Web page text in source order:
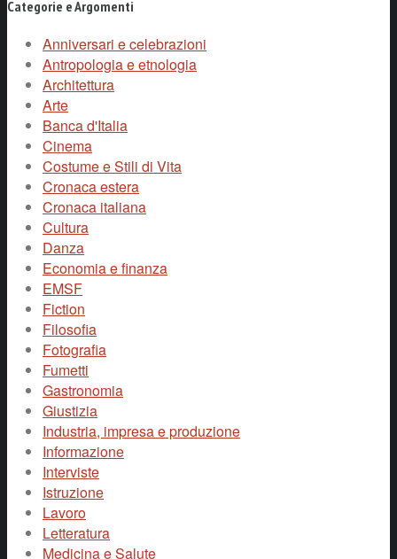
Categorie e Argomenti
Anniversari e celebrazioni
Antropologia e etnologia
Architettura
Arte
Banca d'Italia
Cinema
Costume e Stili di Vita
Cronaca estera
Cronaca italiana
Cultura
Danza
Economia e finanza
EMSF
Fiction
Filosofia
Fotografia
Fumetti
Gastronomia
Giustizia
Industria, impresa e produzione
Informazione
Interviste
Istruzione
Lavoro
Letteratura
Medicina e Salute